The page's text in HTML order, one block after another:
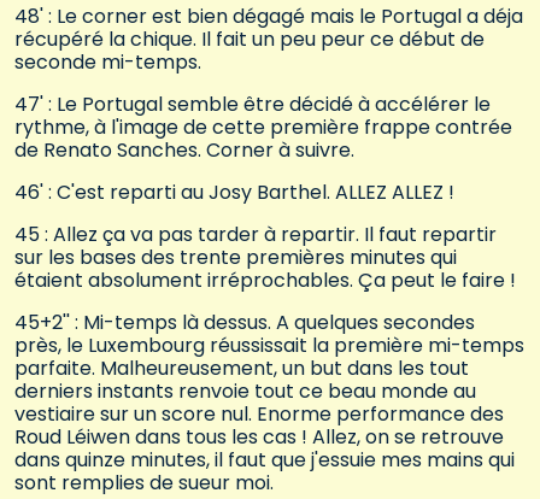
48' : Le corner est bien dégagé mais le Portugal a déja
récupéré la chique. Il fait un peu peur ce début de
seconde mi-temps.
47' : Le Portugal semble être décidé à accélérer le
rythme, à l'image de cette première frappe contrée
de Renato Sanches. Corner à suivre.
46' : C'est reparti au Josy Barthel. ALLEZ ALLEZ !
45 : Allez ça va pas tarder à repartir. Il faut repartir
sur les bases des trente premières minutes qui
étaient absolument irréprochables. Ça peut le faire !
45+2'' : Mi-temps là dessus. A quelques secondes
près, le Luxembourg réussissait la première mi-temps
parfaite. Malheureusement, un but dans les tout
derniers instants renvoie tout ce beau monde au
vestiaire sur un score nul. Enorme performance des
Roud Léiwen dans tous les cas ! Allez, on se retrouve
dans quinze minutes, il faut que j'essuie mes mains qui
sont remplies de sueur moi.